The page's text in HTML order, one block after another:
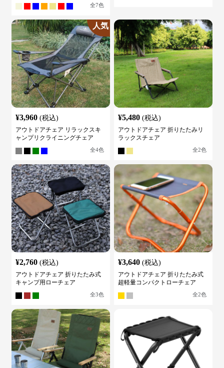
全7色
人気
¥3,960 (税込)
アウトドアチェア リラックスキ
ャンプリクライニングチェア
全4色
¥5,480 (税込)
アウトドアチェア 折りたたみリ
ラックスチェア
全2色
¥2,760 (税込)
アウトドアチェア 折りたたみ式
キャンプ用ローチェア
全3色
¥3,640 (税込)
アウトドアチェア 折りたたみ式
超軽量コンパクトローチェア
全2色